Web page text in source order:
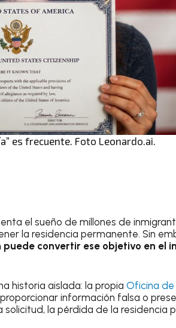
es frecuente. Foto Leonardo.ai.
el sueño de millones de
la residencia permanente. Sin
convertir ese objetivo en el
historia aislada: la propia Oficina de
información falsa o
la pérdida de la residencia